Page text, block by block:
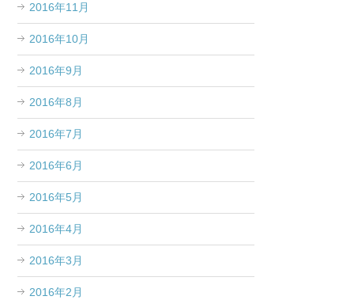
2016年11月
2016年10月
2016年9月
2016年8月
2016年7月
2016年6月
2016年5月
2016年4月
2016年3月
2016年2月